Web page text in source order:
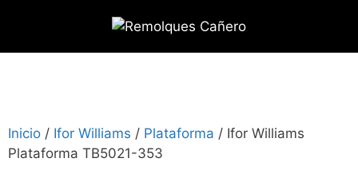
Inicio / Ifor Williams / Plataforma / Ifor Williams
Plataforma TB5021-353